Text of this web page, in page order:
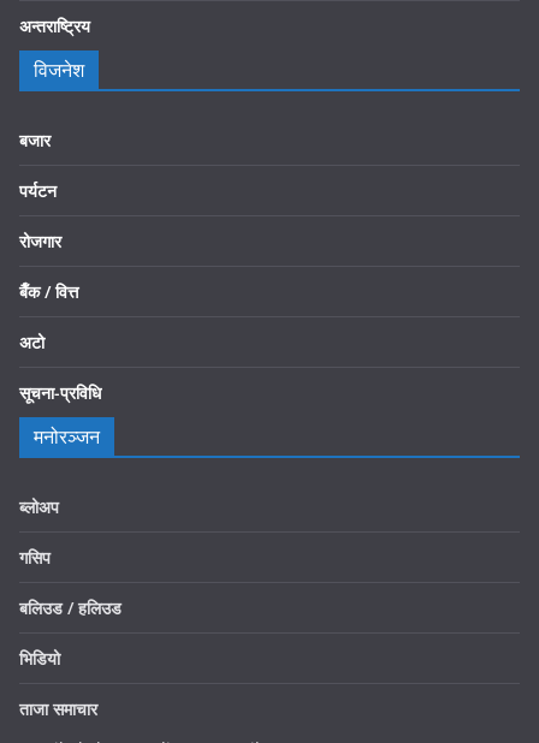
अन्तराष्ट्रिय
विजनेश
बजार
पर्यटन
रोजगार
बैँक / वित्त
अटो
सूचना-प्रविधि
मनोरञ्जन
ब्लोअप
गसिप
बलिउड / हलिउड
भिडियो
ताजा समाचार